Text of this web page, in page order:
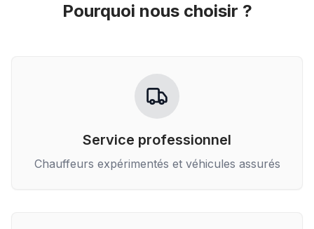
Pourquoi nous choisir ?
Service professionnel
Chauffeurs expérimentés et véhicules assurés